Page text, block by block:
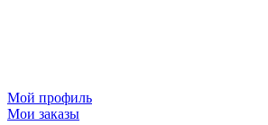
Мой профиль
Мои заказы